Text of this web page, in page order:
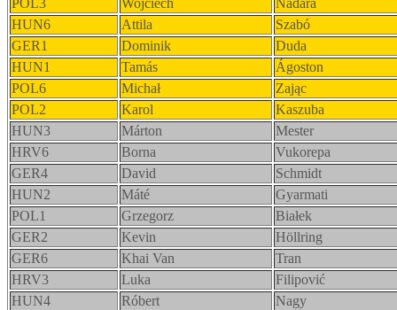
POL3
Wojciech
Nadara
HUN6
Attila
Szabó
GER1
Dominik
Duda
HUN1
Tamás
Ágoston
POL6
Michał
Zając
POL2
Karol
Kaszuba
HUN3
Márton
Mester
HRV6
Borna
Vukorepa
GER4
David
Schmidt
HUN2
Máté
Gyarmati
POL1
Grzegorz
Białek
GER2
Kevin
Höllring
GER6
Khai Van
Tran
HRV3
Luka
Filipović
HUN4
Róbert
Nagy